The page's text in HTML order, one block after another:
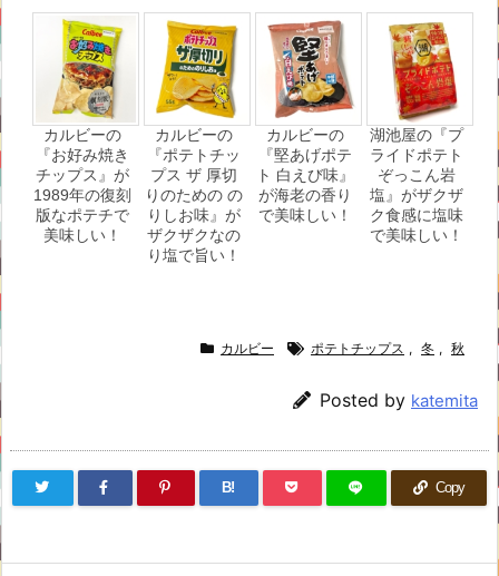
カルビーの
『お好み焼き
チップス』が
1989年の復刻
版なポテチで
美味しい！
カルビーの
『ポテトチッ
プス ザ 厚切
りのための の
りしお味』が
ザクザクなの
り塩で旨い！
カルビーの
『堅あげポテ
ト 白えび味』
が海老の香り
で美味しい！
湖池屋の『プ
ライドポテト
ぞっこん岩
塩』がザクザ
ク食感に塩味
で美味しい！
カルビー ポテトチップス , 冬 , 秋
Posted by katemita
B! Copy